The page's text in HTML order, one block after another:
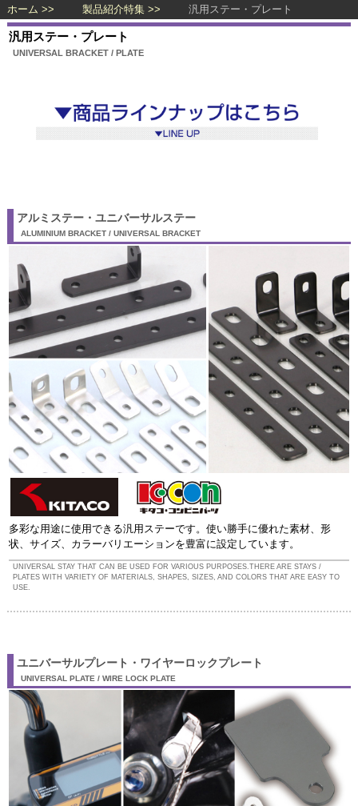
ホーム 製品紹介特集 汎用ステー・プレート
汎用ステー・プレート
UNIVERSAL BRACKET / PLATE
アルミステー・ユニバーサルステー
ALUMINIUM BRACKET / UNIVERSAL BRACKET
多彩な用途に使用できる汎用ステーです。使い勝手に優れた素材、形
状、サイズ、カラーバリエーションを豊富に設定しています。
UNIVERSAL STAY THAT CAN BE USED FOR VARIOUS PURPOSES.THERE ARE STAYS /
PLATES WITH VARIETY OF MATERIALS, SHAPES, SIZES, AND COLORS THAT ARE EASY TO
USE.
ユニバーサルプレート・ワイヤーロックプレート
UNIVERSAL PLATE / WIRE LOCK PLATE